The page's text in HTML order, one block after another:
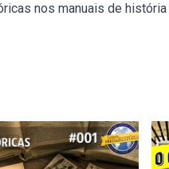
nos manuais de